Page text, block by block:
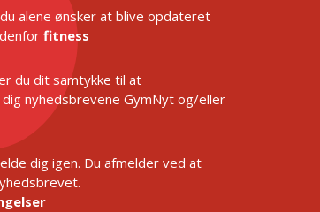
alene ønsker at blive opdateret
fitness
du dit samtykke til at
nyhedsbrevene GymNyt og/eller
dig igen. Du afmelder ved at